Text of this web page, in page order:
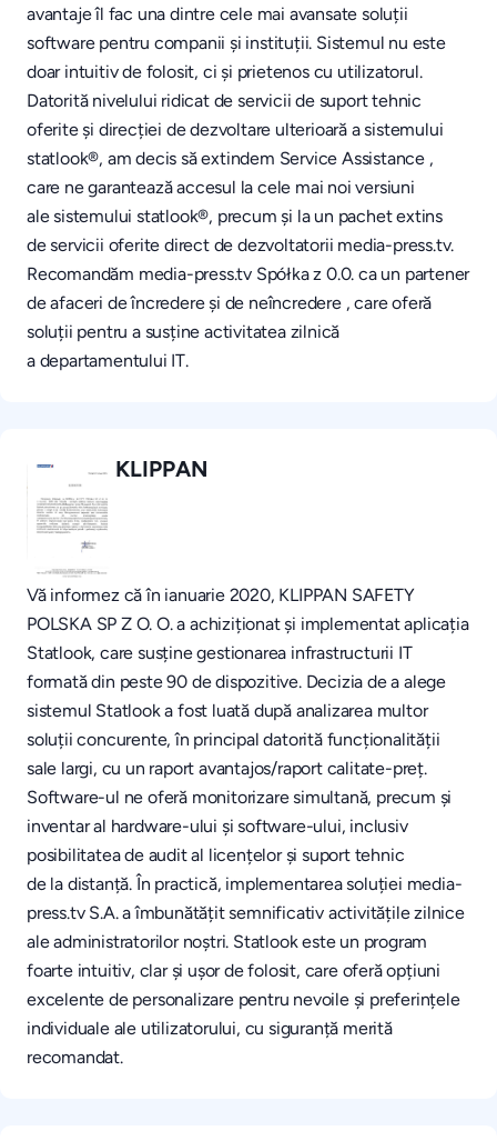
avantaje îl fac una dintre cele mai avansate soluții
software pentru companii și instituții. Sistemul nu este
doar intuitiv de folosit, ci și prietenos cu utilizatorul.
Datorită nivelului ridicat de servicii de suport tehnic
oferite și direcției de dezvoltare ulterioară a sistemului
statlook®, am decis să extindem Service Assistance ,
care ne garantează accesul la cele mai noi versiuni
ale sistemului statlook®, precum și la un pachet extins
de servicii oferite direct de dezvoltatorii media-press.tv.
Recomandăm media-press.tv Spółka z 0.0. ca un partener
de afaceri de încredere și de neîncredere , care oferă
soluții pentru a susține activitatea zilnică
a departamentului IT.
KLIPPAN
Vă informez că în ianuarie 2020, KLIPPAN SAFETY
POLSKA SP Z O. O. a achiziționat și implementat aplicația
Statlook, care susține gestionarea infrastructurii IT
formată din peste 90 de dispozitive. Decizia de a alege
sistemul Statlook a fost luată după analizarea multor
soluții concurente, în principal datorită funcționalității
sale largi, cu un raport avantajos/raport calitate-preț.
Software-ul ne oferă monitorizare simultană, precum și
inventar al hardware-ului și software-ului, inclusiv
posibilitatea de audit al licențelor și suport tehnic
de la distanță. În practică, implementarea soluției media-
press.tv S.A. a îmbunătățit semnificativ activitățile zilnice
ale administratorilor noștri. Statlook este un program
foarte intuitiv, clar și ușor de folosit, care oferă opțiuni
excelente de personalizare pentru nevoile și preferințele
individuale ale utilizatorului, cu siguranță merită
recomandat.